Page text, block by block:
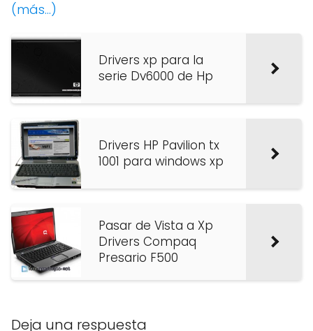
(más…)
Drivers xp para la
serie Dv6000 de Hp
Drivers HP Pavilion tx
1001 para windows xp
Pasar de Vista a Xp
Drivers Compaq
Presario F500
Deja una respuesta